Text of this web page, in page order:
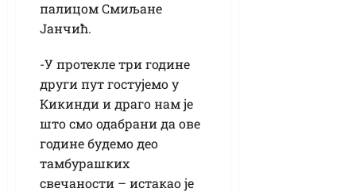
палицом Смиљане
Јанчић.
-У протекле три године
други пут гостујемо у
Кикинди и драго нам је
што смо одабрани да ове
године будемо део
тамбурашких
свечаности – истакао је